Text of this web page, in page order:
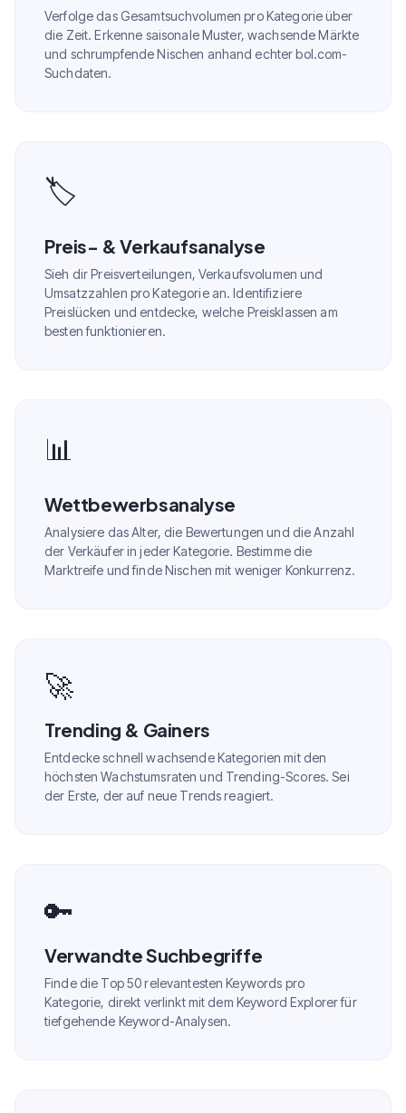
Verfolge das Gesamtsuchvolumen pro Kategorie über
die Zeit. Erkenne saisonale Muster, wachsende Märkte
und schrumpfende Nischen anhand echter bol.com-
Suchdaten.
🏷️
Preis- & Verkaufsanalyse
Sieh dir Preisverteilungen, Verkaufsvolumen und
Umsatzzahlen pro Kategorie an. Identifiziere
Preislücken und entdecke, welche Preisklassen am
besten funktionieren.
📊
Wettbewerbsanalyse
Analysiere das Alter, die Bewertungen und die Anzahl
der Verkäufer in jeder Kategorie. Bestimme die
Marktreife und finde Nischen mit weniger Konkurrenz.
🚀
Trending & Gainers
Entdecke schnell wachsende Kategorien mit den
höchsten Wachstumsraten und Trending-Scores. Sei
der Erste, der auf neue Trends reagiert.
🔑
Verwandte Suchbegriffe
Finde die Top 50 relevantesten Keywords pro
Kategorie, direkt verlinkt mit dem Keyword Explorer für
tiefgehende Keyword-Analysen.